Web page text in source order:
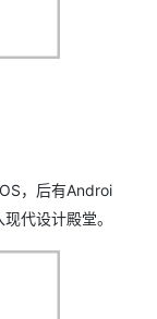
，后有Androi
代设计殿堂。